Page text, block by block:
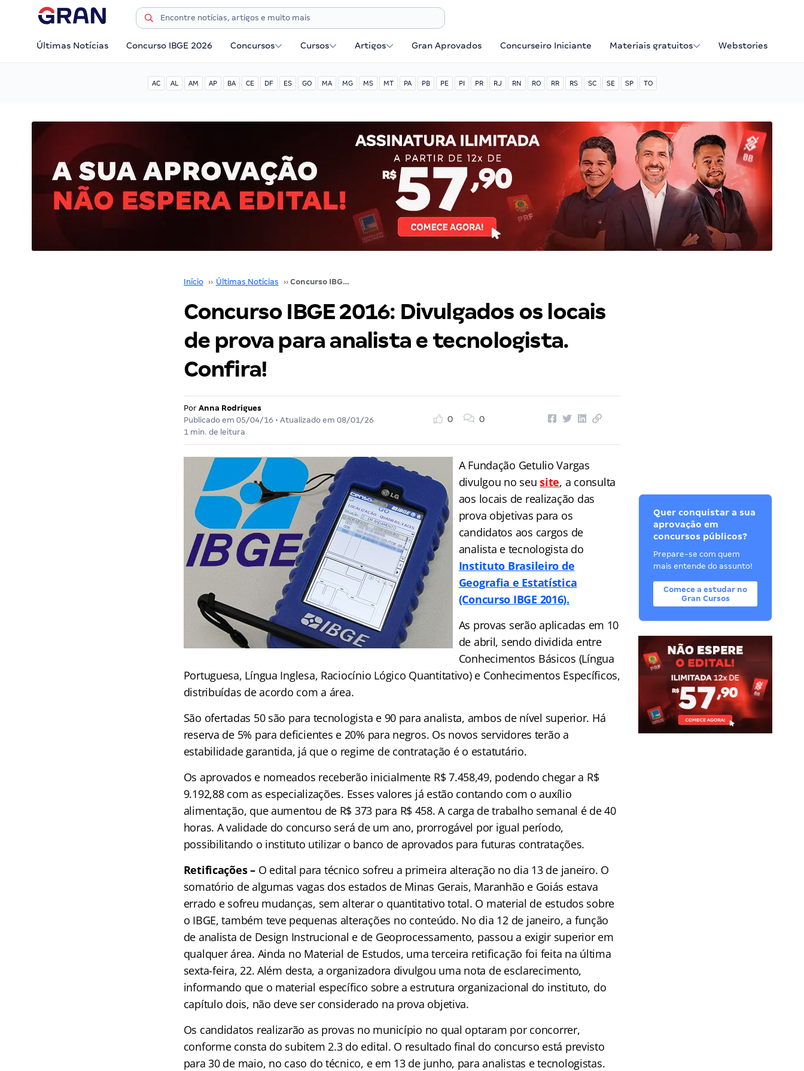
Últimas Notícias Concurso IBGE 2026 Concursos Cursos Artigos Gran Aprovados Concurseiro Iniciante Materiais gratuitos Webstories
AC AL AM AP BA CE DF ES GO MA MG MS MT PA PB PE PI PR RJ RN RO RR RS SC SE SP TO
Início ›› Últimas Notícias ›› Concurso IBGE 2016: Divulgados os locais de prova para analista e tecnologista. Confira!
Concurso IBGE 2016: Divulgados os locais
de prova para analista e tecnologista.
Confira!
Por Anna Rodrigues
Publicado em 05/04/16 • Atualizado em 08/01/26
1 min. de leitura
0 0
A Fundação Getulio Vargas
divulgou no seusite, a consulta
aos locais de realização das
prova objetivas para os
candidatos aos cargos de
analista e tecnologista do
Instituto Brasileiro de
Geografia e Estatística
(Concurso IBGE 2016).
As provas serão aplicadas em 10
de abril, sendo dividida entre
Conhecimentos Básicos (Língua
Portuguesa, Língua Inglesa, Raciocínio Lógico Quantitativo) e Conhecimentos Específicos,
distribuídas de acordo com a área.
São ofertadas 50 são para tecnologista e 90 para analista, ambos de nível superior. Há
reserva de 5% para deficientes e 20% para negros. Os novos servidores terão a
estabilidade garantida, já que o regime de contratação é o estatutário.
Os aprovados e nomeados receberão inicialmente R$ 7.458,49, podendo chegar a R$
9.192,88 com as especializações. Esses valores já estão contando com o auxílio
alimentação, que aumentou de R$ 373 para R$ 458. A carga de trabalho semanal é de 40
horas. A validade do concurso será de um ano, prorrogável por igual período,
possibilitando o instituto utilizar o banco de aprovados para futuras contratações.
Retificações –O edital para técnico sofreu a primeira alteração no dia 13 de janeiro. O
somatório de algumas vagas dos estados de Minas Gerais, Maranhão e Goiás estava
errado e sofreu mudanças, sem alterar o quantitativo total. O material de estudos sobre
o IBGE, também teve pequenas alterações no conteúdo. No dia 12 de janeiro, a função
de analista de Design Instrucional e de Geoprocessamento, passou a exigir superior em
qualquer área. Ainda no Material de Estudos, uma terceira retificação foi feita na última
sexta-feira, 22. Além desta, a organizadora divulgou uma nota de esclarecimento,
informando que o material específico sobre a estrutura organizacional do instituto, do
capítulo dois, não deve ser considerado na prova objetiva.
Os candidatos realizarão as provas no município no qual optaram por concorrer,
conforme consta do subitem 2.3 do edital. O resultado final do concurso está previsto
para 30 de maio, no caso do técnico, e em 13 de junho, para analistas e tecnologistas.
Quer conquistar a sua
aprovação em
concursos públicos?
Prepare-se com quem
mais entende do assunto!
Comece a estudar no
Gran Cursos